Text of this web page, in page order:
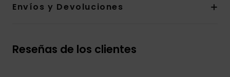
Envíos y Devoluciones
Reseñas de los clientes